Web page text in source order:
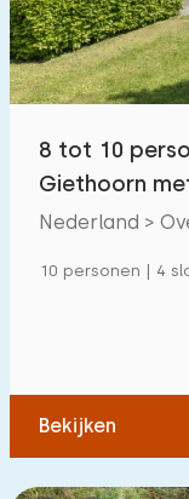
8 tot 10
Giethoorn
Nederland >
10 personen | 4
Bekijken